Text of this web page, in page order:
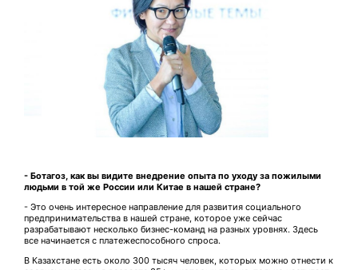
- Ботагоз, как вы видите внедрение опыта по уходу за пожилыми
людьми в той же России или Китае в нашей стране?
- Это очень интересное направление для развития социального
предпринимательства в нашей стране, которое уже сейчас
разрабатывают несколько бизнес-команд на разных уровнях. Здесь
все начинается с платежеспособного спроса.
В Казахстане есть около 300 тысяч человек, которых можно отнести к